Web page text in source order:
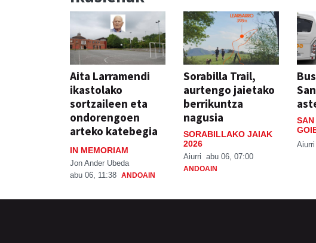
Aita Larramendi
ikastolako
sortzaileen eta
ondorengoen
arteko katebegia
IN MEMORIAM
Jon Ander Ubeda
abu 06, 11:38 ANDOAIN
Sorabilla Trail,
aurtengo jaietako
berrikuntza
nagusia
SORABILLAKO JAIAK
2026
Aiurri abu 06, 07:00
ANDOAIN
Aiurri